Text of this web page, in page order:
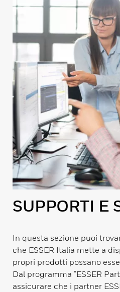
SUPPORTI E
In questa sezione puoi
che ESSER Italia mette a
propri prodotti possano
Dal programma “ESSER
assicurare che i partner